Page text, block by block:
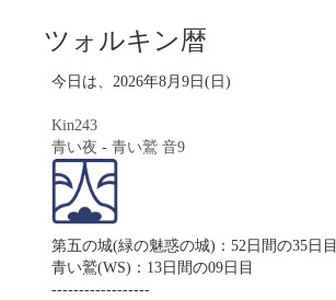
ツォルキン暦
今日は、2026年8月9日(日)
Kin243
青い夜 - 青い鷲 音9
第五の城(緑の魅惑の城)：52日間の35日目
青い鷲(WS)：13日間の09日目
------------------